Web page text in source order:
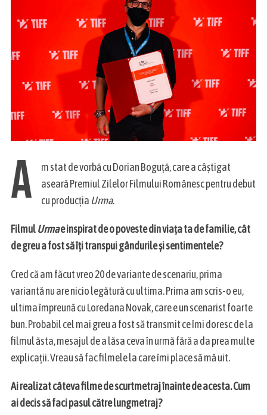
A
m stat de vorbă cu Dorian Boguță, care a câștigat
aseară Premiul Zilelor Filmului Românesc pentru debut
cu producția Urma.
FilmulUrmae inspirat de o poveste din viața ta de familie, cât
de greu a fost să îți transpui gândurile și sentimentele?
Cred că am făcut vreo 20 de variante de scenariu, prima
variantă nu are nicio legătură cu ultima. Prima am scris-o eu,
ultima împreună cu Loredana Novak, care e un scenarist foarte
bun. Probabil cel mai greu a fost să transmit ce îmi doresc de la
filmul ăsta, mesajul de a lăsa ceva în urmă fără a da prea multe
explicații. Vreau să fac filmele la care îmi place să mă uit.
Ai realizat câteva filme de scurtmetraj înainte de acesta. Cum
ai decis să faci pasul către lungmetraj?